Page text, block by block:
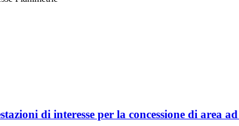
di interesse per la concessione di area